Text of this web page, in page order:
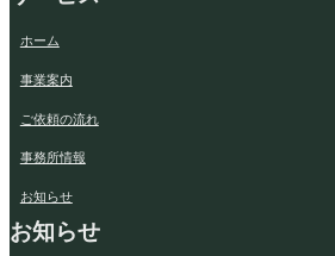
ホーム
事業案内
ご依頼の流れ
事務所情報
お知らせ
お知らせ